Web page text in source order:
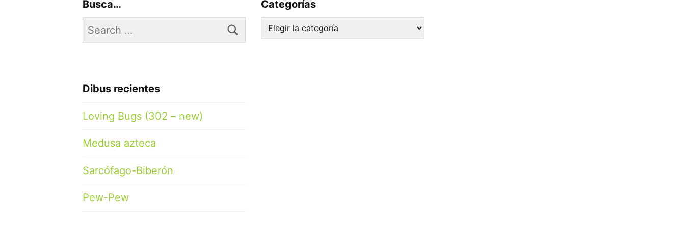
Busca…
Search
for:
Dibus recientes
Loving Bugs (302 – new)
Medusa azteca
Sarcófago-Biberón
Pew-Pew
Categorías
Categorías